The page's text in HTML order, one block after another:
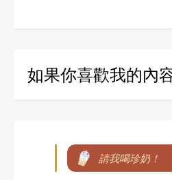
如果你喜歡我的內
請我喝珍奶！